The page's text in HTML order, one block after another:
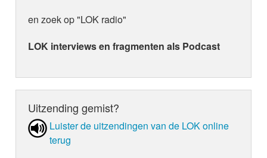
en zoek op "LOK radio"
LOK interviews en fragmenten als Podcast
Uitzending gemist?
Luister de uit­zen­din­gen van de LOK online
terug